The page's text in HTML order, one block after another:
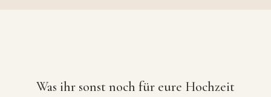
Was ihr sonst noch für eure Hochzeit